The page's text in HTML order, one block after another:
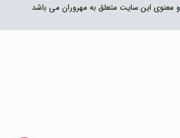
این سایت متعلق به مهروران می باشد